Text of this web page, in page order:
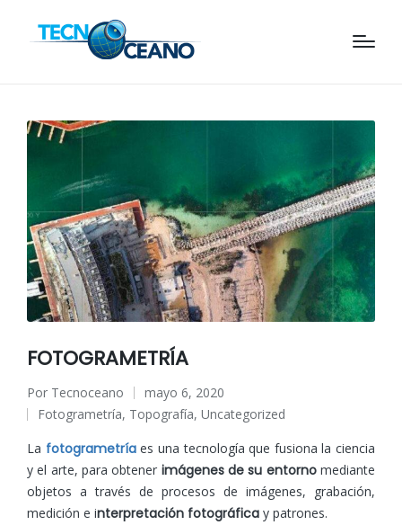
FOTOGRAMETRÍA
Publicado
por
Por Tecnoceano
mayo 6, 2020
Publicado
en
Fotogrametría, Topografía, Uncategorized
La fotogrametría es una tecnología que fusiona la ciencia
y el arte, para obtener imágenes de su entornomediante
objetos a través de procesos de imágenes, grabación,
medición e interpretación fotográfica y patrones.